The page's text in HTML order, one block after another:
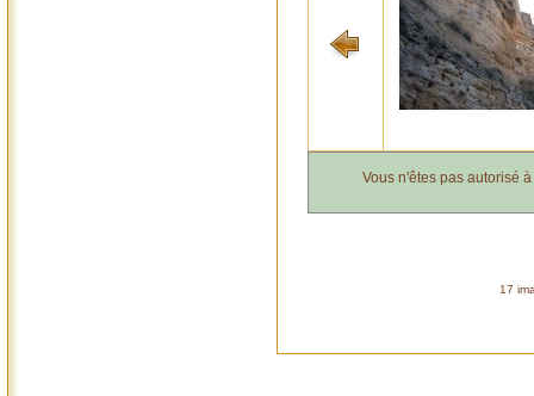
Vous n'êtes pas autorisé
17